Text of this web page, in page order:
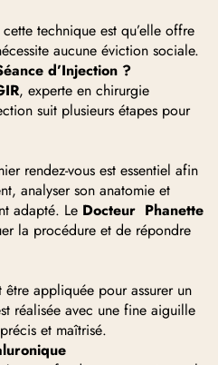
technique est qu’elle offre
aucune éviction sociale.
d’Injection ?
, experte en chirurgie
suit plusieurs étapes pour
rendez-vous est essentiel afin
analyser son anatomie et
adapté. Le Docteur Phanette
la procédure et de répondre
être appliquée pour assurer un
réalisée avec une fine aiguille
et maîtrisé.